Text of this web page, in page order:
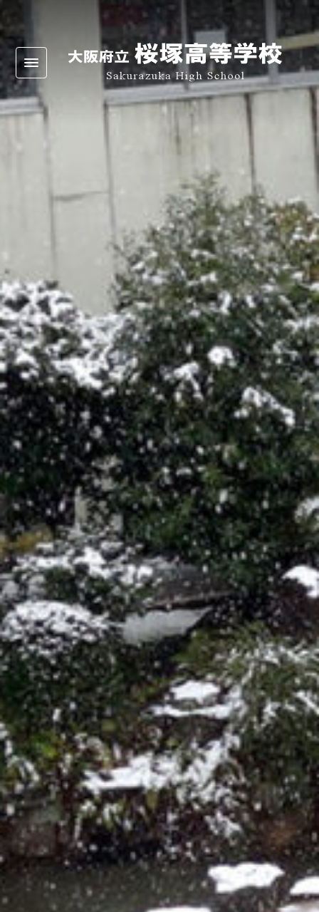
Warning: Undefined array key 0 in
/home/sakurazuka/sakurazuka.ed.jp/public_html/wp-conten
t/themes/sakurazuka_2020/header.php